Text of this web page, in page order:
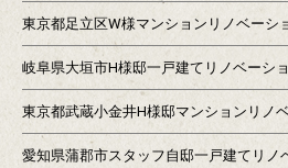
東京都足立区W様マンションリノベーシ
岐阜県大垣市H様邸一戸建てリノベーシ
東京都武蔵小金井H様邸マンションリノ
愛知県蒲郡市スタッフ自邸一戸建てリノ